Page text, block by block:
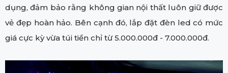
dụng, đảm bảo rằng không gian nội thất luôn giữ được
vẻ đẹp hoàn hảo. Bên cạnh đó, lắp đặt đèn led có mức
giá cực kỳ vừa túi tiền chỉ từ 5.000.000đ - 7.000.000đ.